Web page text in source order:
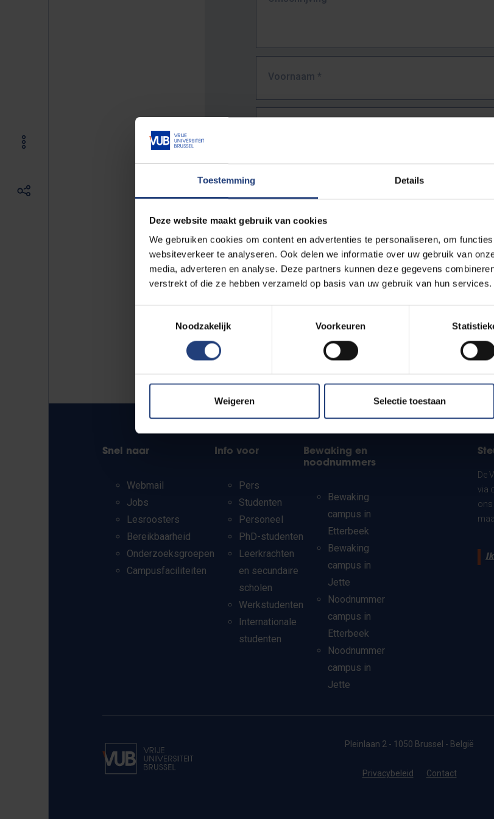
Toestemming Details
Deze website maakt gebruik van cookies
We gebruiken cookies om content en advertenties te personaliseren, om
websiteverkeer te analyseren. Ook delen we informatie over uw gebruik van
media, adverteren en analyse. Deze partners kunnen deze gegevens
verstrekt of die ze hebben verzameld op basis van uw gebruik van hun services.
Noodzakelijk
Voorkeuren
Weigeren Selectie toestaan
Voornaam *
URL*
De volledige URL van de pagina waar je de fout zag.
Bv. https://www.vub.be/nl/studeren-aan-de-vub/alle-opleidingen
Snel naar
Webmail
Jobs
Lesroosters
Bereikbaarheid
Onderzoeksgroepen
Campusfaciliteiten
Info voor
Pers
Studenten
Personeel
PhD-studenten
Leerkrachten
en secundaire
scholen
Werkstudenten
Internationale
studenten
Bewaking en
noodnummers
Bewaking
campus in
Etterbeek
Bewaking
campus in
Jette
Noodnummer
campus in
Etterbeek
Noodnummer
campus in
Jette
De
via
ons
Pleinlaan 2 - 1050 Brussel - België
Privacybeleid Contact